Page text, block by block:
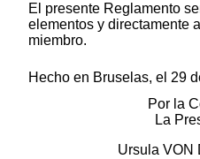
El presente Reglamento
elementos y directamente
miembro.
Hecho en Bruselas, el 29
Por la
La
Ursula VON